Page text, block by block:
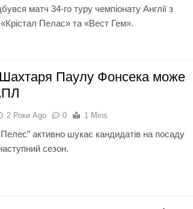
матч 34-го туру чемпіонату Англії з
Пелас» та «Вест Гем».
Паулу Фонсека може
2 Роки Ago 0 1 Mins
активно шукає кандидатів на посаду
сезон.